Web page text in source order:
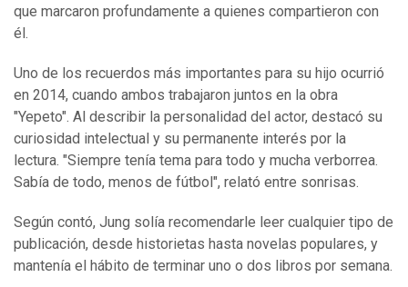
que marcaron profundamente a quienes compartieron con
él.
Uno de los recuerdos más importantes para su hijo ocurrió
en 2014, cuando ambos trabajaron juntos en la obra
"Yepeto". Al describir la personalidad del actor, destacó su
curiosidad intelectual y su permanente interés por la
lectura. "Siempre tenía tema para todo y mucha verborrea.
Sabía de todo, menos de fútbol", relató entre sonrisas.
Según contó, Jung solía recomendarle leer cualquier tipo de
publicación, desde historietas hasta novelas populares, y
mantenía el hábito de terminar uno o dos libros por semana.